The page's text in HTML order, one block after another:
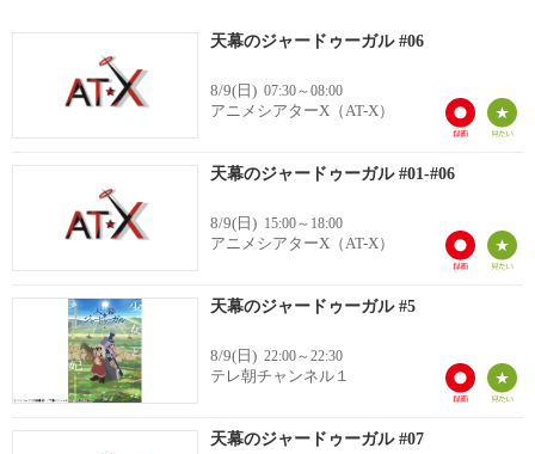
天幕のジャードゥーガル #06
8/9(日) 07:30～08:00
アニメシアターX（AT-X）
天幕のジャードゥーガル #01-#06
8/9(日) 15:00～18:00
アニメシアターX（AT-X）
天幕のジャードゥーガル #5
8/9(日) 22:00～22:30
テレ朝チャンネル１
天幕のジャードゥーガル #07